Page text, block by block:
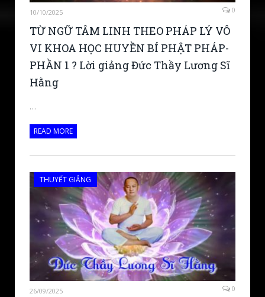
10/10/2025 0
TỪ NGỮ TÂM LINH THEO PHÁP LÝ VÔ
VI KHOA HỌC HUYỀN BÍ PHẬT PHÁP-
PHẦN 1 ? Lời giảng Đức Thầy Lương Sĩ
Hằng
…
READ MORE
THUYẾT GIẢNG
26/09/2025 0